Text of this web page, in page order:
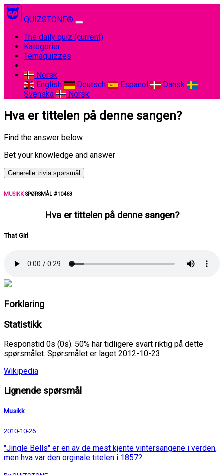
QUIZSTONE®
The daily quiz (current)
Kategorier
Temaquizzes
Norsk
English
Deutsch Espanol
Dansk
Svenska
Norsk
Hva er tittelen på denne sangen?
Find the answer below
Bet your knowledge and answer
Generelle trivia spørsmål
MUSIKKSPØRSMÅL #10463
Hva er tittelen på denne sangen?
That Girl
Forklaring
Statistikk
Responstid 0s (0s). 50% har tidligere svart riktig på dette
spørsmålet. Spørsmålet er laget 2012-10-23.
Wikipedia
Lignende spørsmål
Musikk
2010-10-26
"Jingle Bells" er en av de mest kjente vintersangene i verden,
men hva var den orginale titelen i 1857?